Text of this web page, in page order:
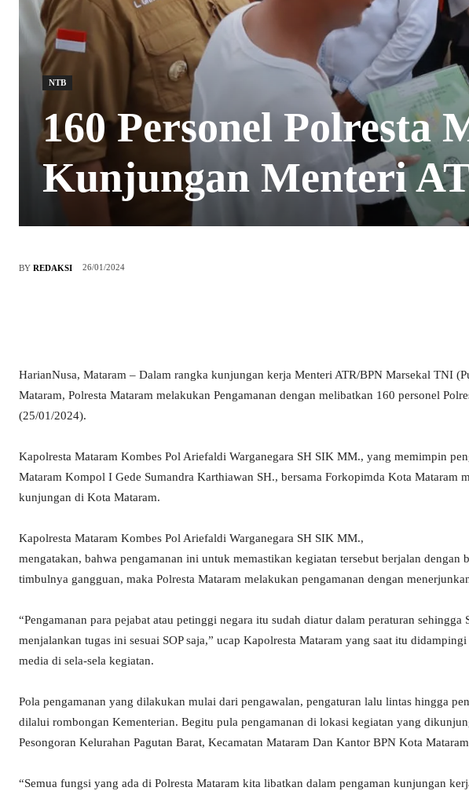
NTB
160 Personel Polresta
Kunjungan Menteri
BY REDAKSI 26/01/2024
HarianNusa, Mataram – Dalam rangka kunjungan kerja Menteri ATR/BPN Marsekal TNI
Mataram, Polresta Mataram melakukan Pengamanan dengan melibatkan 160 personel
(25/01/2024).
Kapolresta Mataram Kombes Pol Ariefaldi Warganegara SH SIK MM., yang memimpin
Mataram Kompol I Gede Sumandra Karthiawan SH., bersama Forkopimda Kota Mataram
kunjungan di Kota Mataram.
Kapolresta Mataram Kombes Pol Ariefaldi Warganegara SH SIK MM.,
mengatakan, bahwa pengamanan ini untuk memastikan kegiatan tersebut berjalan dengan
timbulnya gangguan, maka Polresta Mataram melakukan pengamanan dengan
“Pengamanan para pejabat atau petinggi negara itu sudah diatur dalam peraturan sehingga
menjalankan tugas ini sesuai SOP saja,” ucap Kapolresta Mataram yang saat itu
media di sela-sela kegiatan.
Pola pengamanan yang dilakukan mulai dari pengawalan, pengaturan lalu lintas hingga
dilalui rombongan Kementerian. Begitu pula pengamanan di lokasi kegiatan yang
Pesongoran Kelurahan Pagutan Barat, Kecamatan Mataram Dan Kantor BPN Kota
“Semua fungsi yang ada di Polresta Mataram kita libatkan dalam pengaman kunjungan